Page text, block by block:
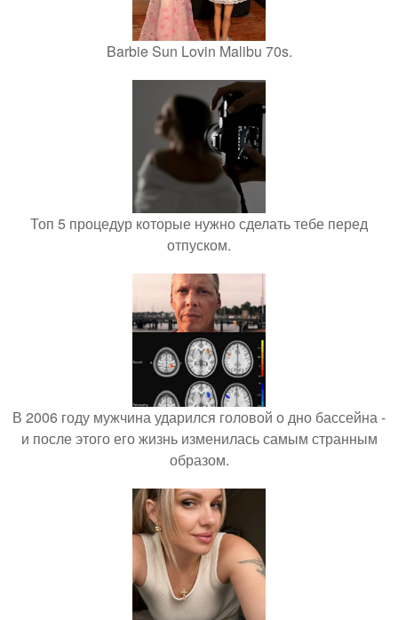
Barbie Sun Lovin Malibu 70s.
Топ 5 процедур которые нужно сделать тебе перед
отпуском.
В 2006 году мужчина ударился головой о дно бассейна -
и после этого его жизнь изменилась самым странным
образом.